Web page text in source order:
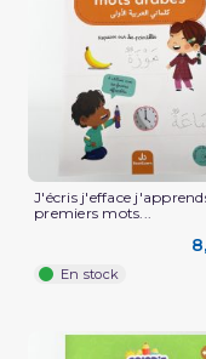
J'écris j'efface
premiers mots...
En stock